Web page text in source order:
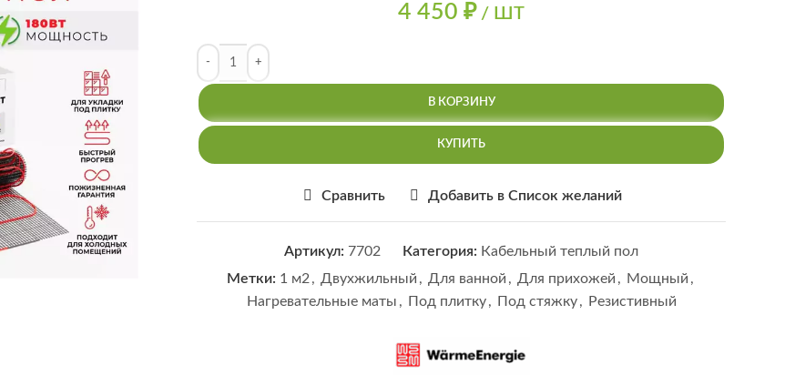
4 450 ₽ / ШТ
В КОРЗИНУ
КУПИТЬ
Сравнить Добавить в Список желаний
Артикул: 7702 Категория: Кабельный теплый пол
Метки: 1 м2 , Двухжильный , Для ванной , Для прихожей , Мощный ,
Нагревательные маты , Под плитку , Под стяжку , Резистивный